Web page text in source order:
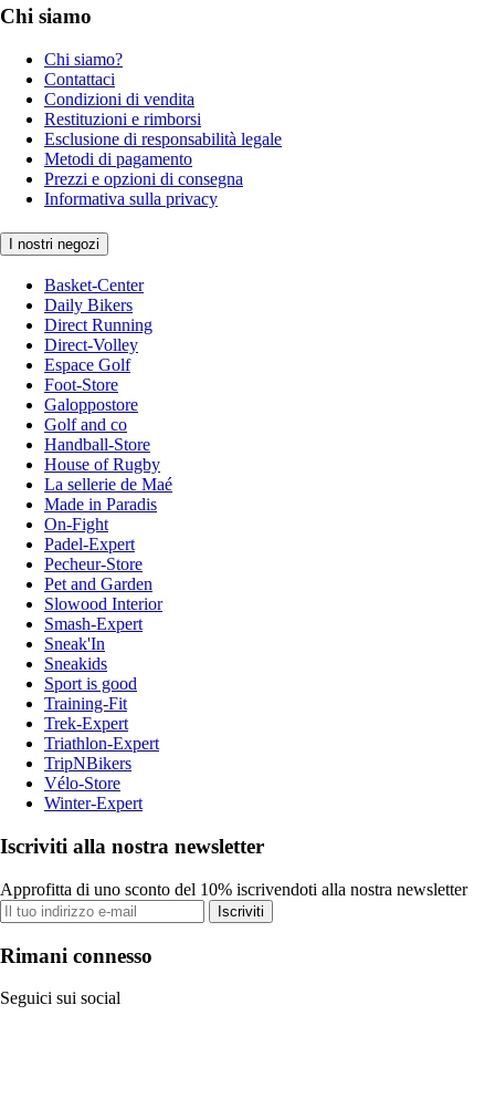
Chi siamo
Chi siamo?
Contattaci
Condizioni di vendita
Restituzioni e rimborsi
Esclusione di responsabilità legale
Metodi di pagamento
Prezzi e opzioni di consegna
Informativa sulla privacy
I nostri negozi
Basket-Center
Daily Bikers
Direct Running
Direct-Volley
Espace Golf
Foot-Store
Galoppostore
Golf and co
Handball-Store
House of Rugby
La sellerie de Maé
Made in Paradis
On-Fight
Padel-Expert
Pecheur-Store
Pet and Garden
Slowood Interior
Smash-Expert
Sneak'In
Sneakids
Sport is good
Training-Fit
Trek-Expert
Triathlon-Expert
TripNBikers
Vélo-Store
Winter-Expert
Iscriviti alla nostra newsletter
Approfitta di uno sconto del 10% iscrivendoti alla nostra newsletter
Iscriviti
Rimani connesso
Seguici sui social